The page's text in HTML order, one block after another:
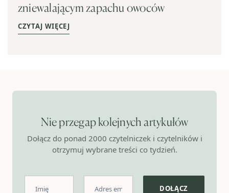
zniewalającym zapachu owoców
CZYTAJ WIĘCEJ
Nie przegap kolejnych artykułów
Dołącz do ponad 2000 czytelniczek i czytelników i
otrzymuj wybrane treści co tydzień.